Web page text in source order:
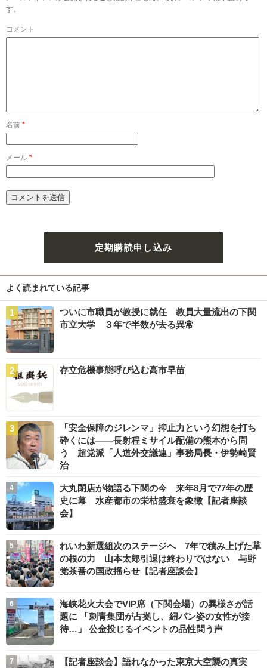
す。
コメント
名前 *
メール *
定期購読申し込み
よく読まれている記事
ついに市職員が教授に就任 教員大量流出の下関
市立大学 ３年で半数が去る異常
存立危機事態呼び込む高市早苗
「安全保障のジレンマ」抑止力という幻想を打ち
砕くには――長射程ミサイル配備の熊本から問
う 超党派「人道外交議連」事務局長・伊勢崎賢
治
大丸閉店が物語る下関の今 来年8月で77年の歴
史に幕 水産都市の栄枯盛衰を象徴【記者座談
会】
れいわ新選組次のステージへ 7年で積み上げた草
の根の力 山本太郎引退は終わりではない 与野
党茶番の国政揺らせ【記者座談会】
海峡花火大会でVIP席（下関会場）の異様さが話
題に 「刺青集団が占拠し、紐パン姿の女性が接
待…」 公金投じるイベントの品性問う声
【記者座談会】語れなかった東京大空襲の真実